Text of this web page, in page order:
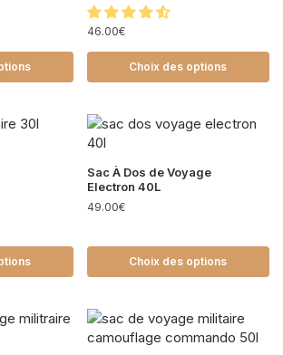
46.00€
Choix des options
Sac À Dos de Voyage
Electron 40L
49.00€
Choix des options